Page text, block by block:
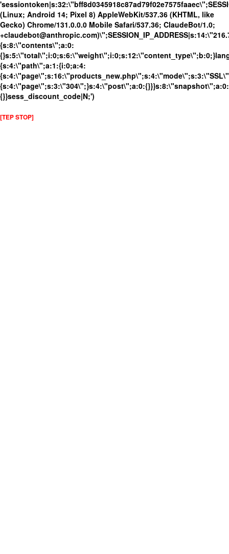
(Linux; Android 14; Pixel 8) AppleWebKit/537.36 (KHTML, like
Gecko) Chrome/131.0.0.0 Mobile Safari/537.36; ClaudeBot/1.0;
{s:8:\"contents\";a:0:
{s:4:\"path\";a:1:{i:0;a:4:
{s:4:\"page\";s:3:\"304\";}s:4:\"post\";a:0:{}}}s:8:\"snapshot\";a:0:
{}}sess_discount_code|N;')
[TEP STOP]